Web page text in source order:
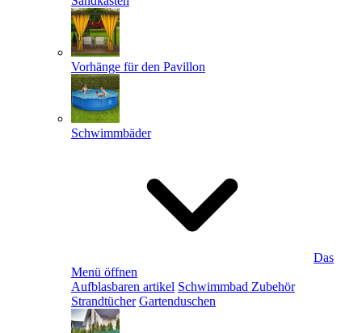
Vorhänge für den Pavillon
Schwimmbäder
Das
Menü öffnen
Aufblasbaren artikel Schwimmbad Zubehör
Strandtücher Gartenduschen